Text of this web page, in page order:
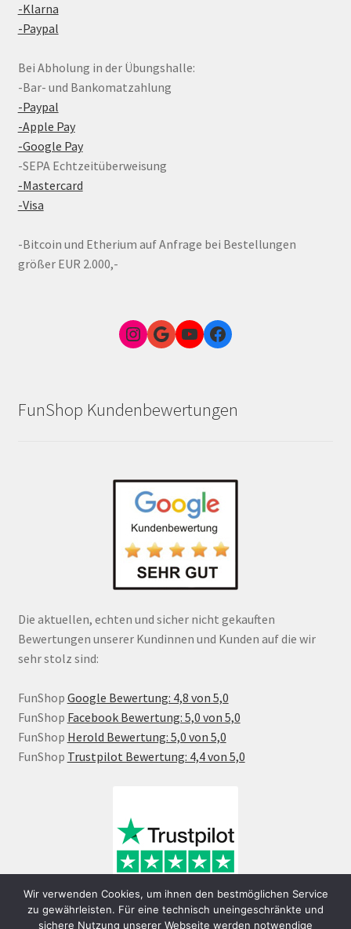
-Klarna
-Paypal
Bei Abholung in der Übungshalle:
-Bar- und Bankomatzahlung
-Paypal
-Apple Pay
-Google Pay
-SEPA Echtzeitüberweisung
-Mastercard
-Visa
-Bitcoin und Etherium auf Anfrage bei Bestellungen
größer EUR 2.000,-
Instagram
Google Link zum FunShop WienYouTubeFacebook
FunShop Kundenbewertungen
Die aktuellen, echten und sicher nicht gekauften
Bewertungen unserer Kundinnen und Kunden auf die wir
sehr stolz sind:
FunShop Google Bewertung: 4,8 von 5,0
FunShop Facebook Bewertung: 5,0 von 5,0
FunShop Herold Bewertung: 5,0 von 5,0
FunShop Trustpilot Bewertung: 4,4 von 5,0
Wir verwenden Cookies, um ihnen den bestmöglichen Service
zu gewährleisten. Für eine technisch uneingeschränkte und
sichere Nutzung unserer Webseite werden notwendige